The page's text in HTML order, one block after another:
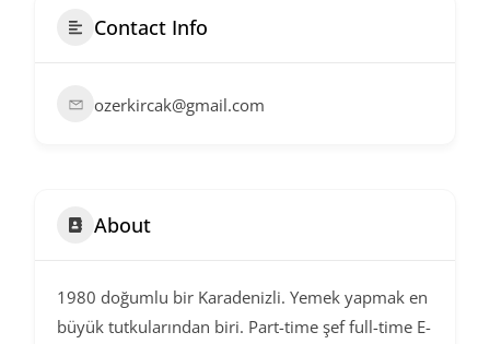
Contact Info
ozerkircak@gmail.com
About
1980 doğumlu bir Karadenizli. Yemek yapmak en
büyük tutkularından biri. Part-time şef full-time E-